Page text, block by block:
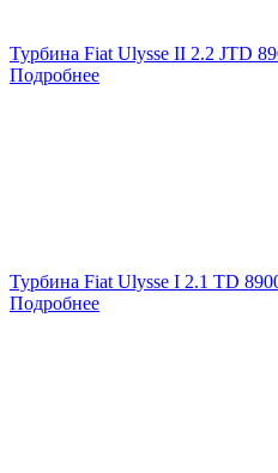
Турбина Fiat Ulysse II 2.2 JTD
Подробнее
Турбина Fiat Ulysse I 2.1 TD
Подробнее